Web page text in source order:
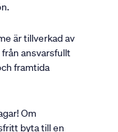
är tillverkad av
ansvarsfullt
framtida
Om
byta till en